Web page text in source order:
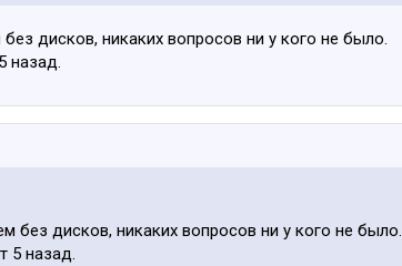
дисков, никаких вопросов ни у кого не было.
назад.
без дисков, никаких вопросов ни у кого не было.
5 назад.